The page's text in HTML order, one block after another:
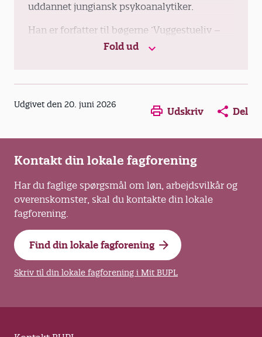
uddannet jungiansk psykoanalytiker.
Han er forfatter til bøgerne ’Vuggestueliv –
omsorg, følelser og relationer’ (2019) og
rollespil og heavy metal.
Fold ud
Udgivet den 20. juni 2026 Opens in a new window
Opens in a new
Opens in
Udskriv Del
Kontakt din lokale fagforening
Har du faglige spørgsmål om løn, arbejdsvilkår og
overenskomster, skal du kontakte din lokale
fagforening.
Find din lokale fagforening
Skriv til din lokale fagforening i Mit BUPL